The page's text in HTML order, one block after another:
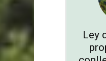
Ley